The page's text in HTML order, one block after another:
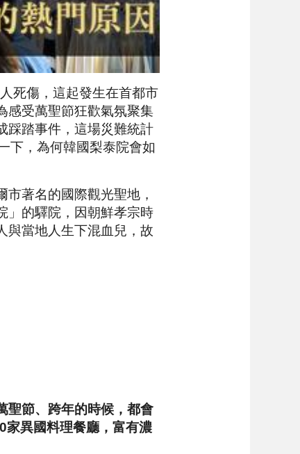
死傷，這起發生在首都市
感受萬聖節狂歡氣氛聚集
踩踏事件，這場災難統計
下，為何韓國梨泰院會如
著名的國際觀光聖地，
」的驛院，因朝鮮孝宗時
與當地人生下混血兒，故
聖節、跨年的時候，都會
家異國料理餐廳，富有濃